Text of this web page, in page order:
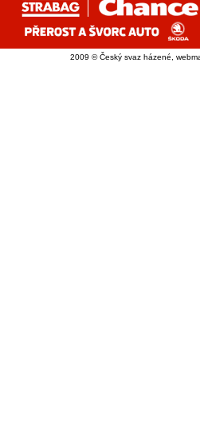
2009 © Český svaz házené,